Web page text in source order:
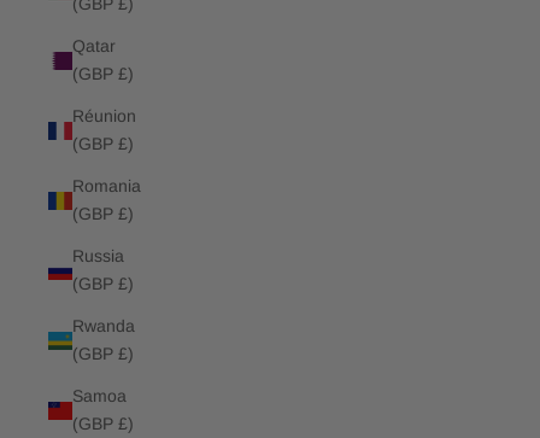
(GBP £)
Qatar
(GBP £)
Réunion
(GBP £)
Romania
(GBP £)
Russia
(GBP £)
Rwanda
(GBP £)
Samoa
(GBP £)